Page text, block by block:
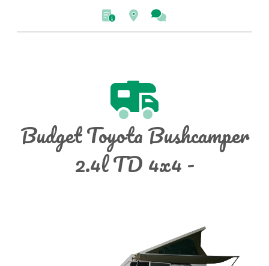
Budget Toyota Bushcamper
2.4l TD 4x4 -